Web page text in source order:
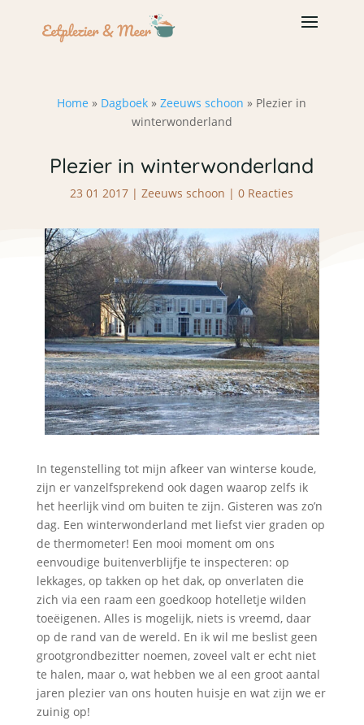
Home » Dagboek »Zeeuws schoon » Plezier in
winterwonderland
Plezier in winterwonderland
23 01 2017 |Zeeuws schoon |0 Reacties
In tegenstelling tot mijn afkeer van winterse koude,
zijn er vanzelfsprekend ook dagen waarop zelfs ik
het heerlijk vind om buiten te zijn. Gisteren was zo’n
dag. Een winterwonderland met liefst vier graden op
de thermometer! Een mooi moment om ons
eenvoudige buitenverblijfje te inspecteren: op
lekkages, op takken op het dak, op onverlaten die
zich via een raam een goedkoop hotelletje wilden
toeëigenen. Alles is mogelijk, niets is vreemd, daar
op de rand van de wereld. En ik wil me beslist geen
grootgrondbezitter noemen, zoveel valt er echt niet
te halen, maar o, wat hebben we al een groot aantal
jaren plezier van ons houten huisje en wat zijn we er
zuinig op!